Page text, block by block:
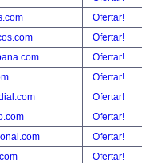
Ofertar!
Ofertar!
Ofertar!
Ofertar!
Ofertar!
Ofertar!
Ofertar!
Ofertar!